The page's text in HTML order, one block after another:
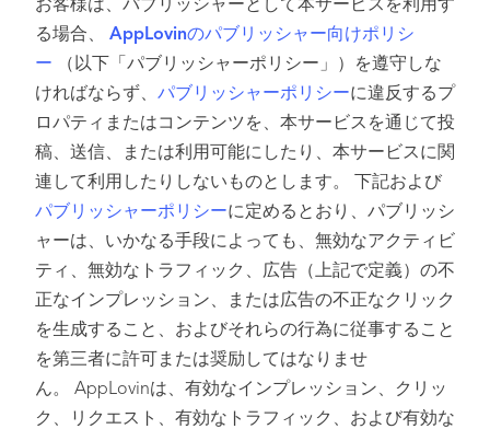
お客様は、パブリッシャーとして本サービスを利用す
る場合、 AppLovinのパブリッシャー向けポリシ
ー （以下「パブリッシャーポリシー」）を遵守しな
ければならず、 パブリッシャーポリシーに違反するプ
ロパティまたはコンテンツを、本サービスを通じて投
稿、送信、または利用可能にしたり、本サービスに関
連して利用したりしないものとします。 下記および
パブリッシャーポリシーに定めるとおり、パブリッシ
ャーは、いかなる手段によっても、無効なアクティビ
ティ、無効なトラフィック、広告（上記で定義）の不
正なインプレッション、または広告の不正なクリック
を生成すること、およびそれらの行為に従事すること
を第三者に許可または奨励してはなりませ
ん。 AppLovinは、有効なインプレッション、クリッ
ク、リクエスト、有効なトラフィック、および有効な